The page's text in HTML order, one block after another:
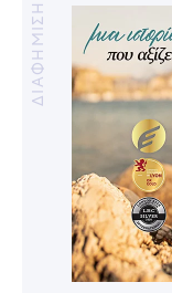
ΔΙΑΦΗΜΙΣΗ